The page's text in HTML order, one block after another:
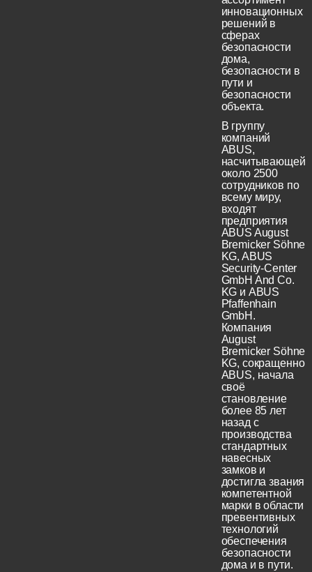
инновационных
решений в
сферах
безопасности
дома,
безопасности в
пути и
безопасности
объекта.
В группу
компаний
ABUS,
насчитывающей
около 2500
сотрудников по
всему миру,
входят
предприятия
ABUS August
Bremicker Söhne
KG, ABUS
Security-Center
GmbH And Co.
KG и ABUS
Pfaffenhain
GmbH.
Компания
August
Bremicker Söhne
KG, сокращенно
ABUS, начала
своё
становление
более 85 лет
назад с
производства
стандартных
навесных
замков и
достигла звания
компетентной
марки в области
превентивных
технологий
обеспечения
безопасности
дома и в пути.